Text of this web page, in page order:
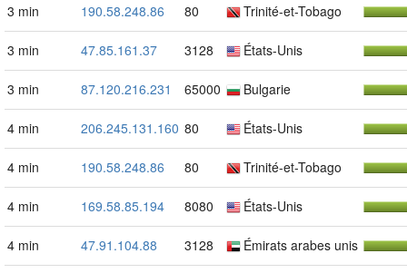
3 min 190.58.248.86 80 Trinité-et-Tobago
3 min 47.85.161.37 3128 États-Unis
3 min 87.120.216.231 65000 Bulgarie
4 min 206.245.131.160 80 États-Unis
4 min 190.58.248.86 80 Trinité-et-Tobago
4 min 169.58.85.194 8080 États-Unis
4 min 47.91.104.88 3128 Émirats arabes unis